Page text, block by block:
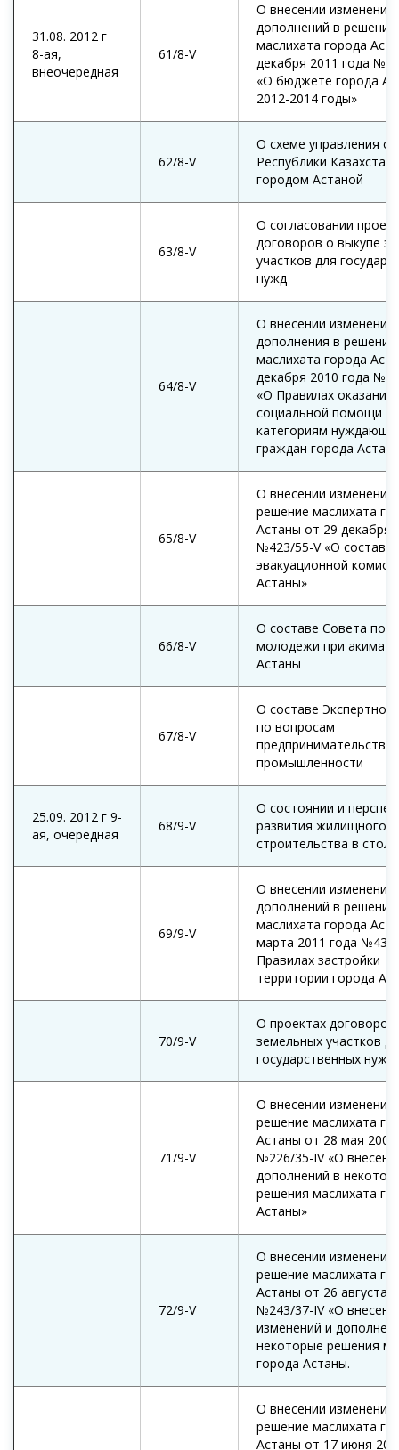
31.08. 2012 г
8-ая,
внеочередная
61/8-V
О внесении изменений
дополнений в решение
маслихата города
декабря 2011 года
«О бюджете города
2012-2014 годы»
62/8-V
О схеме управления
Республики Казахстан
городом Астаной
63/8-V
О согласовании
договоров о выкупе
участков для
нужд
64/8-V
О внесении изменения
дополнения в решение
маслихата города
декабря 2010 года
«О Правилах оказания
социальной помощи
категориям
граждан города
65/8-V
О внесении изменений
решение маслихата
Астаны от 29 декабря
№423/55-V «О составе
эвакуационной
Астаны»
66/8-V
О составе Совета по
молодежи при
Астаны
67/8-V
О составе
по вопросам
предпринимательства
промышленности
25.09. 2012 г 9-
ая, очередная
68/9-V
О состоянии и
развития жилищного
строительства в
69/9-V
О внесении изменений
дополнений в решение
маслихата города
марта 2011 года
Правилах застройки
территории города
70/9-V
О проектах договоров
земельных участков
государственных нужд.
71/9-V
О внесении изменений
решение маслихата
Астаны от 28 мая 2009
№226/35-IV «О
дополнений в
решения маслихата
Астаны»
72/9-V
О внесении изменений
решение маслихата
Астаны от 26 августа
№243/37-IV «О
изменений и
некоторые решения
города Астаны.
О внесении изменений
решение маслихата
Астаны от 17 июня